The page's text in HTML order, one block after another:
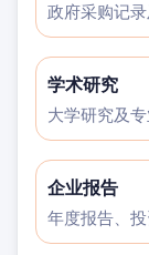
政府采购记
学术研究
大学研究及
企业报告
年度报告、